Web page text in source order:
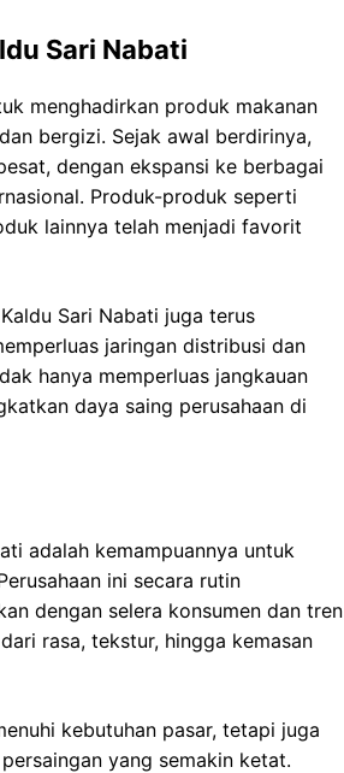
Sari Nabati
menghadirkan produk makanan
bergizi. Sejak awal berdirinya,
dengan ekspansi ke berbagai
Produk-produk seperti
lainnya telah menjadi favorit
Sari Nabati juga terus
jaringan distribusi dan
hanya memperluas jangkauan
daya saing perusahaan di
adalah kemampuannya untuk
ini secara rutin
dengan selera konsumen dan tren
rasa, tekstur, hingga kemasan
kebutuhan pasar, tetapi juga
yang semakin ketat.